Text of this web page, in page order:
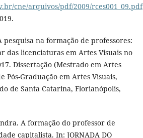
cne/arquivos/pdf/2009/rces001_09.pdf
pesquisa na formação de professores:
das licenciaturas em Artes Visuais no
Dissertação (Mestrado em Artes
Pós-Graduação em Artes Visuais,
de Santa Catarina, Florianópolis,
A formação do professor de
capitalista. In: JORNADA DO